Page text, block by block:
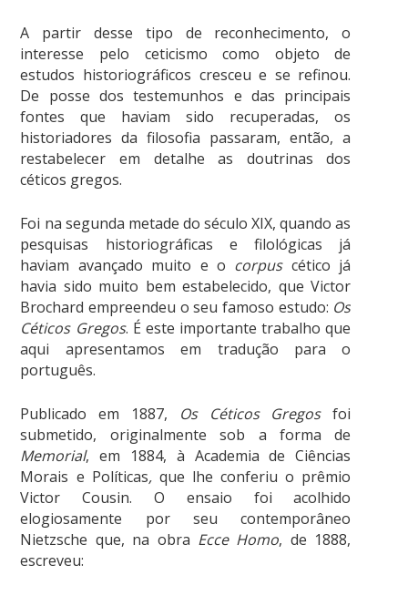
A partir desse tipo de reconhecimento, o
interesse pelo ceticismo como objeto de
estudos historiográficos cresceu e se refinou.
De posse dos testemunhos e das principais
fontes que haviam sido recuperadas, os
historiadores da filosofia passaram, então, a
restabelecer em detalhe as doutrinas dos
céticos gregos.
Foi na segunda metade do século XIX, quando as
pesquisas historiográficas e filológicas já
haviam avançado muito e o corpus cético já
havia sido muito bem estabelecido, que Victor
Brochard empreendeu o seu famoso estudo: Os
Céticos Gregos. É este importante trabalho que
aqui apresentamos em tradução para o
português.
Publicado em 1887, Os Céticos Gregosfoi
submetido, originalmente sob a forma de
Memorial, em 1884, à Academia de Ciências
Morais e Políticas, que lhe conferiu o prêmio
Victor Cousin. O ensaio foi acolhido
elogiosamente por seu contemporâneo
Nietzsche que, na obra Ecce Homo, de 1888,
escreveu: